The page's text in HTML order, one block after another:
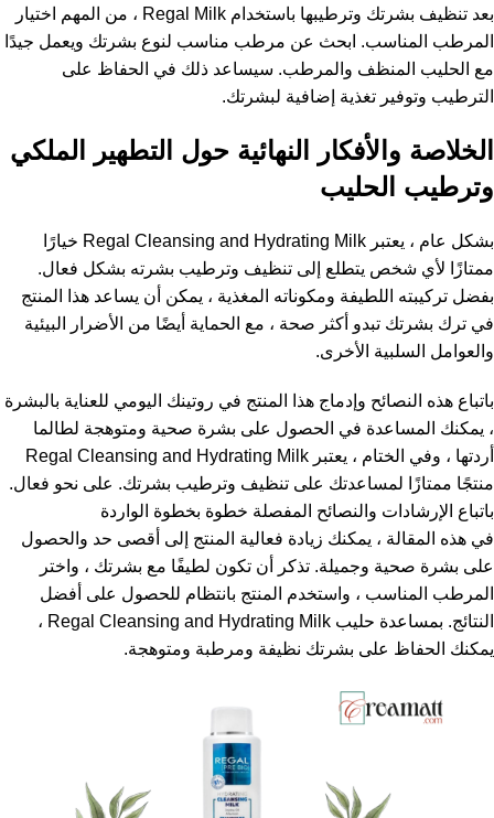
بعد تنظيف بشرتك وترطيبها باستخدام Regal Milk ، من المهم اختيار
المرطب المناسب. ابحث عن مرطب مناسب لنوع بشرتك ويعمل جيدًا
مع الحليب المنظف والمرطب. سيساعد ذلك في الحفاظ على
الترطيب وتوفير تغذية إضافية لبشرتك.
الخلاصة والأفكار النهائية حول التطهير الملكي
وترطيب الحليب
بشكل عام ، يعتبر Regal Cleansing and Hydrating Milk خيارًا
ممتازًا لأي شخص يتطلع إلى تنظيف وترطيب بشرته بشكل فعال.
بفضل تركيبته اللطيفة ومكوناته المغذية ، يمكن أن يساعد هذا المنتج
في ترك بشرتك تبدو أكثر صحة ، مع الحماية أيضًا من الأضرار البيئية
والعوامل السلبية الأخرى.
باتباع هذه النصائح وإدماج هذا المنتج في روتينك اليومي للعناية بالبشرة
، يمكنك المساعدة في الحصول على بشرة صحية ومتوهجة لطالما
أردتها ، وفي الختام ، يعتبر Regal Cleansing and Hydrating Milk
منتجًا ممتازًا لمساعدتك على تنظيف وترطيب بشرتك. على نحو فعال.
باتباع الإرشادات والنصائح المفصلة خطوة بخطوة الواردة
في هذه المقالة ، يمكنك زيادة فعالية المنتج إلى أقصى حد والحصول
على بشرة صحية وجميلة. تذكر أن تكون لطيفًا مع بشرتك ، واختر
المرطب المناسب ، واستخدم المنتج بانتظام للحصول على أفضل
النتائج. بمساعدة حليب Regal Cleansing and Hydrating Milk ،
يمكنك الحفاظ على بشرتك نظيفة ومرطبة ومتوهجة.